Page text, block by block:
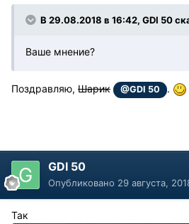
В 29.08.2018 в 16:42, GDI 50
Ваше мнение?
Поздравляю, Шарик @GDI 50 .
GDI 50
Опубликовано 29 августа,
Так